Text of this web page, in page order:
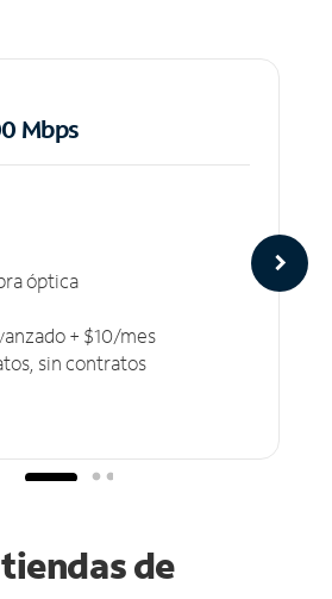
Mbps
óptica
+ $10/mes
sin contratos
de